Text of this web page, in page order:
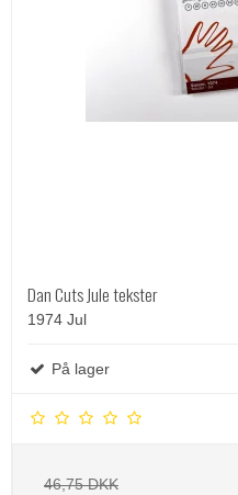
Dan Cuts Jule tekster
1974 Jul
På lager
46,75 DKK